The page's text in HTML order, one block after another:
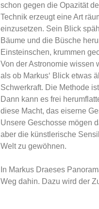
schon gegen die Opazität
Technik erzeugt eine Art
einzusetzen. Sein Blick
Bäume und die Büsche
Einsteinschen, krummen
Von der Astronomie wissen
als ob Markus‘ Blick etwas
Schwerkraft. Die Methode
Dann kann es frei
diese Macht, das eiserne
Unsere Geschosse mögen
aber die künstlerische
Welt zu gewöhnen.
In Markus Draeses
Weg dahin. Dazu wird der